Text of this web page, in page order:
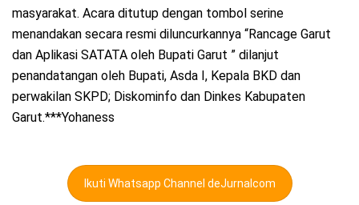
masyarakat. Acara ditutup dengan tombol serine
menandakan secara resmi diluncurkannya “Rancage Garut
dan Aplikasi SATATA oleh Bupati Garut ” dilanjut
penandatangan oleh Bupati, Asda I, Kepala BKD dan
perwakilan SKPD; Diskominfo dan Dinkes Kabupaten
Garut.***Yohaness
Ikuti Whatsapp Channel deJurnalcom